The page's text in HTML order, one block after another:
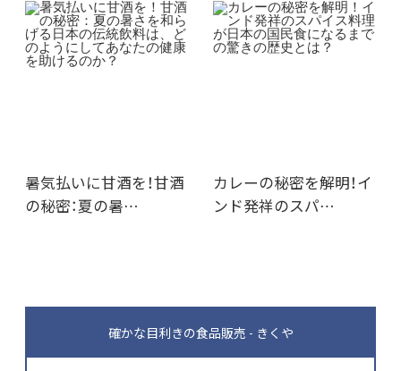
暑気払いに甘酒を！甘酒
の秘密：夏の暑…
カレーの秘密を解明！イ
ンド発祥のスパ…
確かな目利きの食品販売 - きくや